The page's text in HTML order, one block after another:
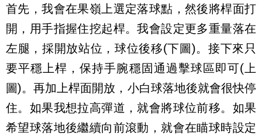
首先，我會在果嶺上選定落球點，然後將桿面打
開，用手指握住挖起桿。我會設定更多重量落在
左腿，採開放站位，球位後移(下圖)。接下來只
要平穩上桿，保持手腕穩固通過擊球區即可(上
圖)。再加上桿面開放，小白球落地後就會很快停
住。如果我想拉高彈道，就會將球位前移。如果
希望球落地後繼續向前滾動，就會在瞄球時設定